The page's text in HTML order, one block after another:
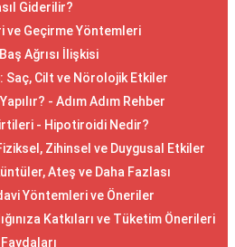
Giderilir?
ve Geçirme Yöntemleri
Ağrısı İlişkisi
Saç, Cilt ve Nörolojik Etkiler
- Adım Adım Rehber
- Hipotiroidi Nedir?
Zihinsel ve Duygusal Etkiler
Ateş ve Daha Fazlası
Yöntemleri ve Öneriler
Katkıları ve Tüketim Önerileri